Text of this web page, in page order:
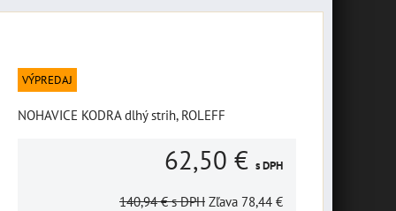
VÝPREDAJ
NOHAVICE KODRA dlhý strih, ROLEFF
62,50 € s DPH
140,94 € s DPH Zľava 78,44 €